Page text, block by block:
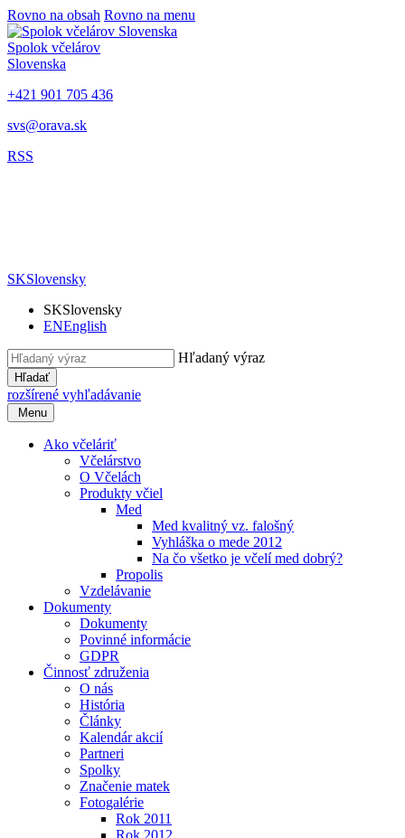
Rovno na obsah Rovno na menu
Spolok včelárov
Slovenska
+421 901 705 436
svs@orava.sk
RSS
SKSlovensky
SKSlovensky
ENEnglish
Hľadaný výraz
Hľadať
rozšírené vyhľadávanie
Menu
Ako včeláriť
Včelárstvo
O Včelách
Produkty včiel
Med
Med kvalitný vz. falošný
Vyhláška o mede 2012
Na čo všetko je včelí med dobrý?
Propolis
Vzdelávanie
Dokumenty
Dokumenty
Povinné informácie
GDPR
Činnosť združenia
O nás
História
Články
Kalendár akcií
Partneri
Spolky
Značenie matek
Fotogalérie
Rok 2011
Rok 2012